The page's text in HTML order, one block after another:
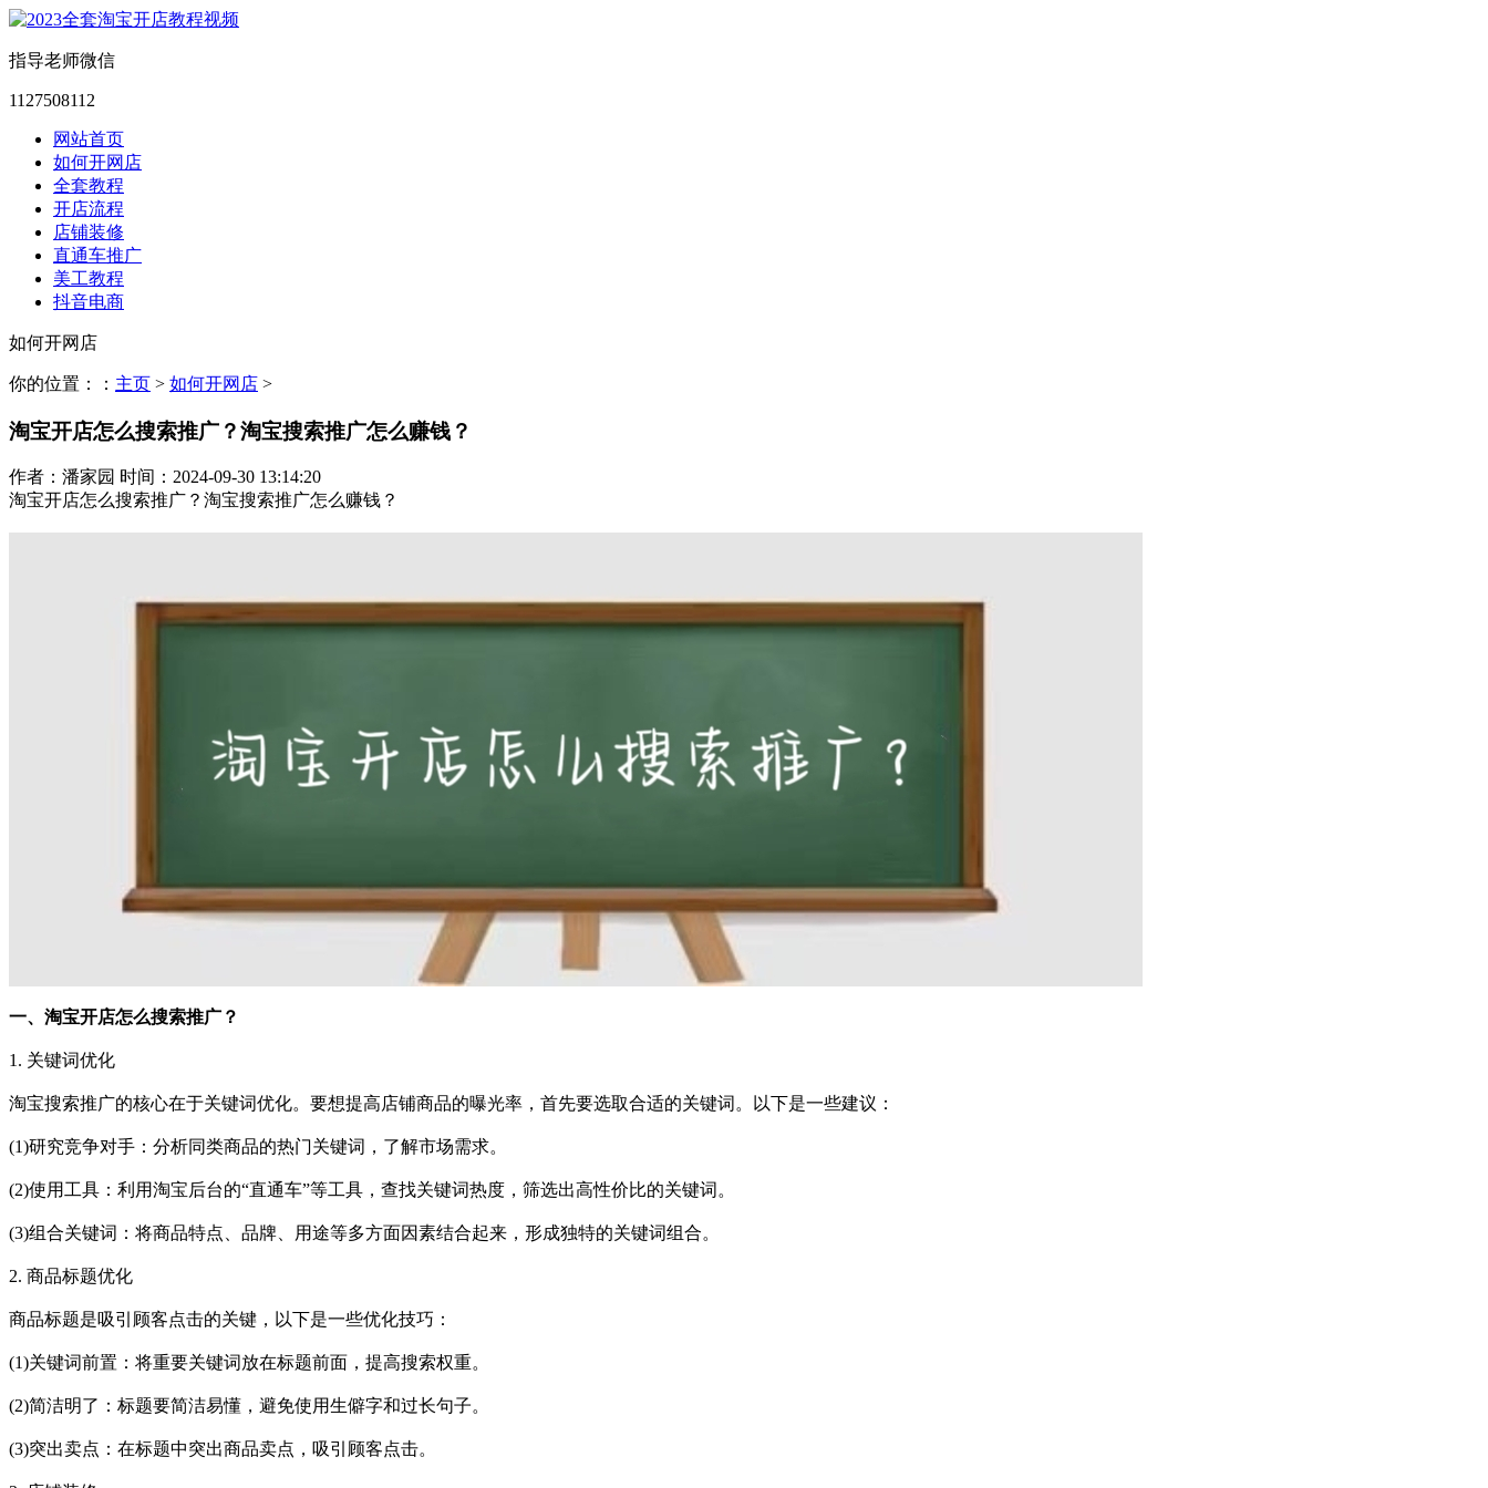
指导老师微信
1127508112
网站首页
如何开网店
全套教程
开店流程
店铺装修
直通车推广
美工教程
抖音电商
如何开网店
你的位置：： 主页 > 如何开网店 >
淘宝开店怎么搜索推广？淘宝搜索推广怎么赚钱？
作者：潘家园 时间：2024-09-30 13:14:20
淘宝开店怎么搜索推广？淘宝搜索推广怎么赚钱？
一、淘宝开店怎么搜索推广？
1. 关键词优化
淘宝搜索推广的核心在于关键词优化。要想提高店铺商品的曝光率，首先要选取合适的关键词。以下是一些建议：
(1)研究竞争对手：分析同类商品的热门关键词，了解市场需求。
(2)使用工具：利用淘宝后台的“直通车”等工具，查找关键词热度，筛选出高性价比的关键词。
(3)组合关键词：将商品特点、品牌、用途等多方面因素结合起来，形成独特的关键词组合。
2. 商品标题优化
商品标题是吸引顾客点击的关键，以下是一些优化技巧：
(1)关键词前置：将重要关键词放在标题前面，提高搜索权重。
(2)简洁明了：标题要简洁易懂，避免使用生僻字和过长句子。
(3)突出卖点：在标题中突出商品卖点，吸引顾客点击。